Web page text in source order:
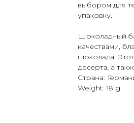
выбором для
упаковку.
Шоколадный
качествами,
шоколада.
десерта, а
Страна:
Weight: 18 g